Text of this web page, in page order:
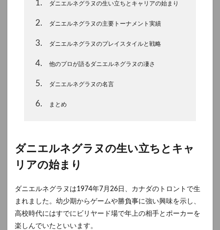
1 ダニエルネグラヌの生い立ちとキャリアの始まり
2 ダニエルネグラヌの主要トーナメント実績
3 ダニエルネグラヌのプレイスタイルと戦略
4 他のプロが語るダニエルネグラヌの凄さ
5 ダニエルネグラヌの名言
6 まとめ
ダニエルネグラヌの生い立ちとキャ
リアの始まり
ダニエルネグラヌは1974年7月26日、カナダのトロントで生
まれました。幼少期からゲームや勝負事に強い興味を示し、
高校時代にはすでにビリヤード場で年上の相手とポーカーを
楽しんでいたといいます。